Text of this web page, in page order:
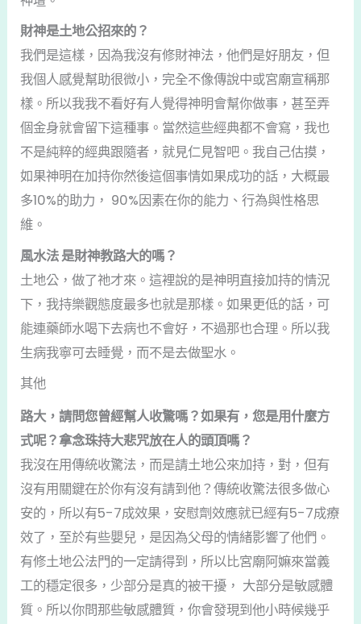
財神是土地公招來的？
我們是這樣，因為我沒有修財神法，他們是好朋友，但
我個人感覺幫助很微小，完全不像傳說中或宮廟宣稱那
樣。所以我我不看好有人覺得神明會幫你做事，甚至弄
個金身就會留下這種事。當然這些經典都不會寫，我也
不是純粹的經典跟隨者，就見仁見智吧。我自己估摸，
如果神明在加持你然後這個事情如果成功的話，大概最
多10%的助力， 90%因素在你的能力、行為與性格思
維。
風水法 是財神教路大的嗎？
土地公，做了祂才來。這裡說的是神明直接加持的情況
下，我持樂觀態度最多也就是那樣。如果更低的話，可
能連藥師水喝下去病也不會好，不過那也合理。所以我
生病我寧可去睡覺，而不是去做聖水。
其他
路大，請問您曾經幫人收驚嗎？如果有，您是用什麼方
式呢？拿念珠持大悲咒放在人的頭頂嗎？
我沒在用傳統收驚法，而是請土地公來加持，對，但有
沒有用關鍵在於你有沒有請到他？傳統收驚法很多做心
安的，所以有5-7成效果，安慰劑效應就已經有5-7成療
效了，至於有些嬰兒，是因為父母的情緒影響了他們。
有修土地公法門的一定請得到，所以比宮廟阿嫲來當義
工的穩定很多，少部分是真的被干擾， 大部分是敏感體
質。所以你問那些敏感體質，你會發現到他小時候幾乎